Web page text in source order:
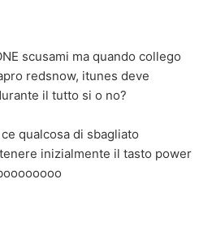
scusami ma quando collego
redsnow, itunes deve
il tutto si o no?
qualcosa di sbagliato
inizialmente il tasto power